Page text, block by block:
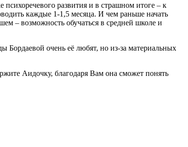
развития и в страшном итоге – к
каждые 1-1,5 месяца. И чем раньше начать
– возможность обучаться в средней школе и
очень её любят, но из-за материальных
Аидочку, благодаря Вам она сможет понять